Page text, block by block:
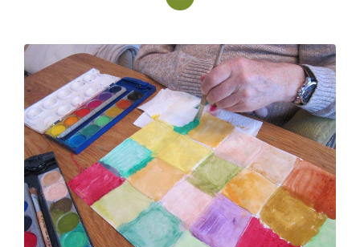
KUNSTTHERAPIE
FAQ
ÜBER MICH
KONTAKT